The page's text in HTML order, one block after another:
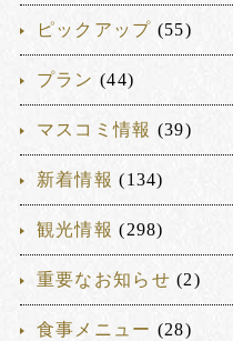
ピックアップ (55)
プラン (44)
マスコミ情報 (39)
新着情報 (134)
観光情報 (298)
重要なお知らせ (2)
食事メニュー (28)